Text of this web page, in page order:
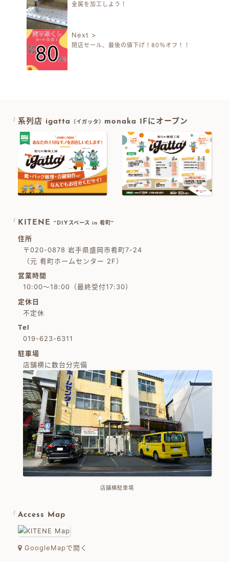
投稿ナビゲーション
金属を加工しよう！
Next >
閉店セール、最後の値下げ！80％オフ！！
系列店 igatta （イガッタ） monaka 1Fにオープン
KITENE ~DIYスペース in 肴町~
住所
〒020-0878 岩手県盛岡市肴町7-24
（元 肴町ホームセンター 2F）
営業時間
10:00～18:00（最終受付17:30）
定休日
不定休
Tel
019-623-6311
駐車場
店舗横に数台分完備
店舗横駐車場
Access Map
GoogleMapで開く